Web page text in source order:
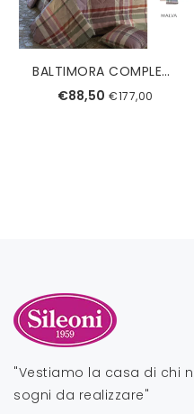
BALTIMORA COMPLETO COPRIPIUMINO SINGOLO TESSITURA RANDI
€88,50 €177,00
"Vestiamo la casa di chi
sogni da realizzare"